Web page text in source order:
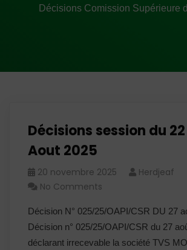
Décisions Comission Supérieure
Décisions session du
Aout 2025
20 novembre 2025
Herdjeaf
No Comments
Décision N° 025/25/OAPI/CSR DU 27
Décision n° 025/25/OAPI/CSR du 27
déclarant irrecevable la société TVS